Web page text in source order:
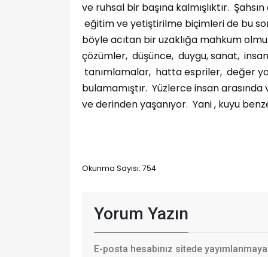
ve ruhsal bir başına kalmışlıktır.
eğitim ve yetiştirilme biçimleri de bu
böyle acıtan bir uzaklığa mahkum
çözümler, düşünce, duygu, sanat,
tanımlamalar, hatta espriler, değer
bulamamıştır. Yüzlerce insan
ve derinden yaşanıyor. Yani , kuyu
Okunma Sayısı: 754
Yorum Yazın
E-posta hesabınız sitede